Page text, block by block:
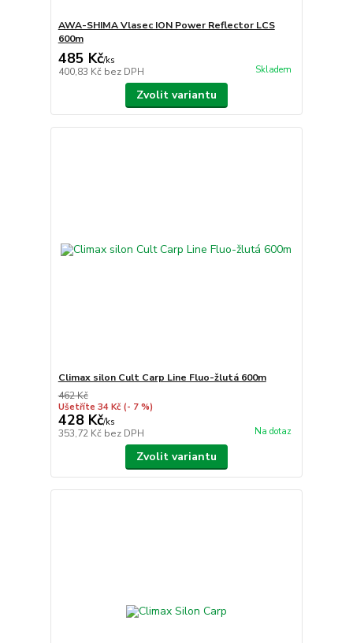
AWA-SHIMA Vlasec ION Power Reflector LCS
600m
485 Kč/ks
400,83 Kč bez DPH Skladem
Zvolit variantu
Climax silon Cult Carp Line Fluo-žlutá 600m
462 Kč
Ušetříte 34 Kč (- 7 %)
428 Kč/ks
353,72 Kč bez DPH Na dotaz
Zvolit variantu